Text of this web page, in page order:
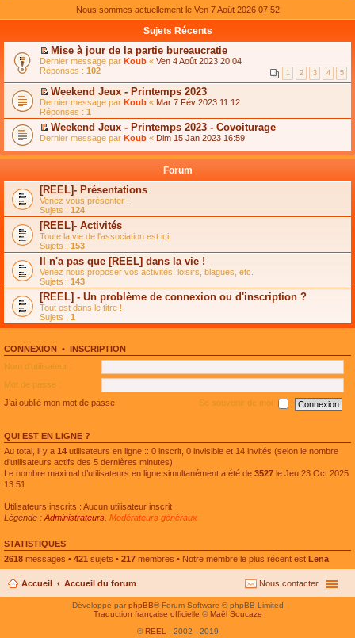
Nous sommes actuellement le Ven 7 Août 2026 07:52
Sujets Récents
C
o
n
s
u
l
t
e
r
l
e
s
s
a
g
e
n
o
n
l
u
l
e
p
l
u
s
é
c
e
n
t
Mise à jour de la partie bureaucratie
Dernier message par Koub « Ven 4 Août 2023 20:04
Réponses : 102 1 2 3 4 5
C
o
n
s
u
t
l
e
m
e
s
s
a
g
e
n
o
n
l
u
l
e
l
u
s
é
e
Weekend Jeux - Printemps 2023
Dernier message par Koub « Mar 7 Fév 2023 11:12
Réponses : 1
C
n
l
t
e
r
l
e
m
e
s
s
a
g
e
n
o
n
u
l
e
l
s
e
n
t
Weekend Jeux - Printemps 2023 - Covoiturage
Dernier message par Koub « Dim 15 Jan 2023 16:59
Forum
[REEL]- Présentations
Venez vous présenter !
Sujets : 124
[REEL]- Activités
Toute la vie de l'association est ici.
Sujets : 153
Il n'a pas que [REEL] dans la vie !
Venez nous proposer vos activités, loisirs, blagues, etc.
Sujets : 143
[REEL] - Un problème de connexion ou d'inscription ?
Tout est dans le titre !
Sujets : 1
CONNEXION • INSCRIPTION
Nom d’utilisateur :
Mot de passe :
J’ai oublié mon mot de passe
Se souvenir de moi
QUI EST EN LIGNE ?
Au total, il y a 14 utilisateurs en ligne :: 0 inscrit, 0 invisible et 14 invités (selon le nombre
d’utilisateurs actifs des 5 dernières minutes)
Le nombre maximal d’utilisateurs en ligne simultanément a été de 3527 le Jeu 23 Oct 2025
13:51
Utilisateurs inscrits : Aucun utilisateur inscrit
Légende : Administrateurs Modérateurs généraux
STATISTIQUES
2618 messages • 421 sujets • 217 membres • Notre membre le plus récent est Lena
Accueil Accueil du forum Nous contacter
Développé parphpBB® Forum Software © phpBB Limited
Traduction française officielle © Maël Soucaze
© REEL - 2002 - 2019